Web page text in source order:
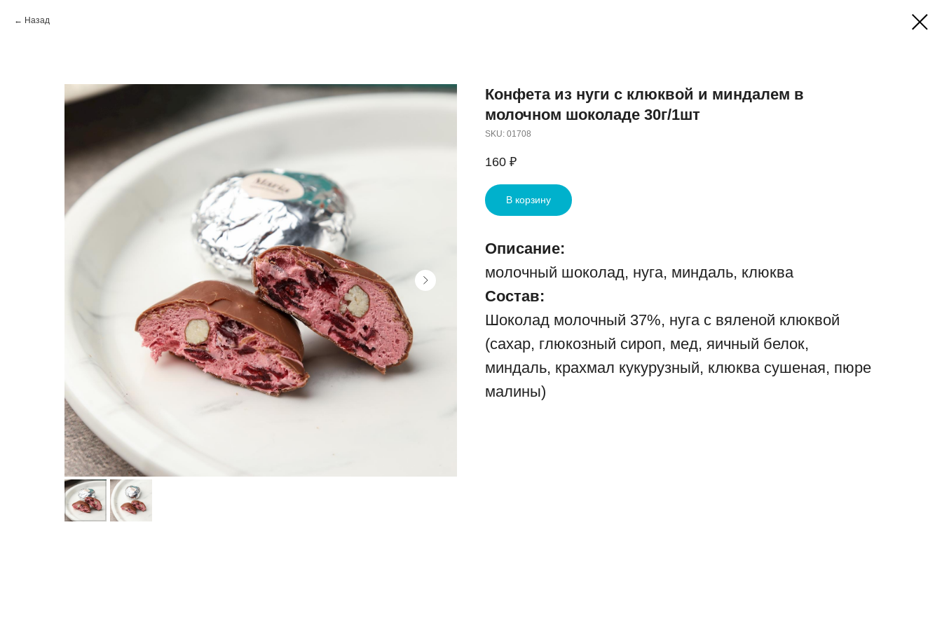
Назад
Конфета из нуги с клюквой и миндалем в
молочном шоколаде 30г/1шт
SKU: 01708
160 ₽
В корзину
Описание:
молочный шоколад, нуга, миндаль, клюква
Состав:
Шоколад молочный 37%, нуга с вяленой клюквой
(сахар, глюкозный сироп, мед, яичный белок,
миндаль, крахмал кукурузный, клюква сушеная, пюре
малины)